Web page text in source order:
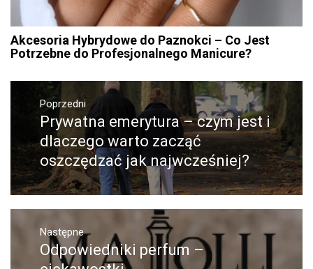
Akcesoria Hybrydowe do Paznokci – Co Jest
Potrzebne do Profesjonalnego Manicure?
Nawigacja
wpisuPoprzedni
Poprzedni
wpis:
Prywatna emerytura – czym jest i
dlaczego warto zacząć
oszczędzać jak najwcześniej?
Następne
Następny
post:
Odpowiedniki perfum –